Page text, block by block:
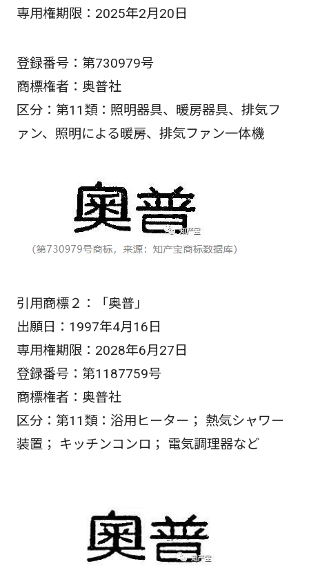
専用権期限：2025年2月20日
登録番号：第730979号
商標権者：奥普社
区分：第11類：照明器具、暖房器具、排気フ
ァン、照明による暖房、排気ファン一体機
引用商標２：「奥普」
出願日：1997年4月16日
専用権期限：2028年6月27日
登録番号：第1187759号
商標権者：奥普社
区分：第11類：浴用ヒーター； 熱気シャワー
装置； キッチンコンロ； 電気調理器など